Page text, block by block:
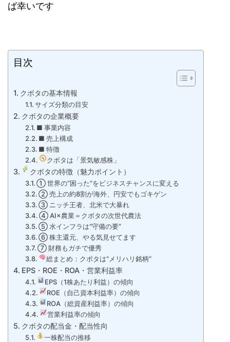
ば幸いです
目次
クボタの基本情報
サイズ分類の目安
クボタの企業概要
■ 事業内容
■ 売上構成
■ 特徴
クボタは「景気敏感株」
クボタの特徴（魅力ポイント）
① 世界の“困った”をビジネスチャンスに変える
② 売上の約8割が海外、円安でもゴキゲン
③ ニッチ王者、北米で大暴れ
④ AI×農業＝クボタの次世代農法
⑤ 水インフラは“守備の要”
⑥ 株主還元、やる気見せてます
⑦ 財務もガチで優秀
総まとめ：クボタは“メリハリ銘柄”
EPS・ROE・ROA・営業利益率
EPS（1株あたり利益）の傾向
ROE（自己資本利益率）の傾向
ROA（総資産利益率）の傾向
営業利益率の傾向
クボタの配当金・配当性向
一株配当の推移